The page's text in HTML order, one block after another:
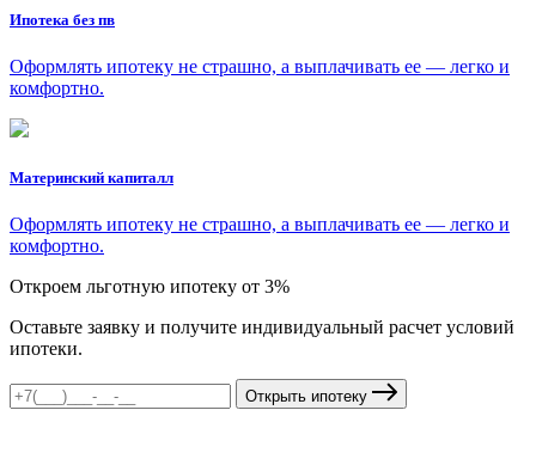
Ипотека без пв
Оформлять ипотеку не страшно, а выплачивать ее — легко и
комфортно.
Материнский капиталл
Оформлять ипотеку не страшно, а выплачивать ее — легко и
комфортно.
Откроем льготную ипотеку от 3%
Оставьте заявку и получите индивидуальный расчет условий
ипотеки.
Открыть ипотеку